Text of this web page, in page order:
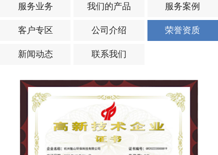
服务业务 我们的产品 服务案例
客户专区 公司介绍 荣誉资质
新闻动态 联系我们